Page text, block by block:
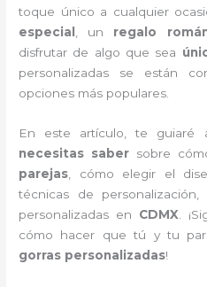
toque único a cualquier
especial , un regalo
disfrutar de algo que sea
personalizadas se están
opciones más populares.
En este artículo, te guiaré
necesitas sabersobre
parejas , cómo elegir el
técnicas de
personalizadas en CDMX .
cómo hacer que tú y tu
gorras personalizadas!